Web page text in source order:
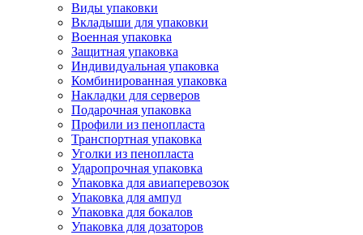
Виды упаковки
Вкладыши для упаковки
Военная упаковка
Защитная упаковка
Индивидуальная упаковка
Комбинированная упаковка
Накладки для серверов
Подарочная упаковка
Профили из пенопласта
Транспортная упаковка
Уголки из пенопласта
Ударопрочная упаковка
Упаковка для авиаперевозок
Упаковка для ампул
Упаковка для бокалов
Упаковка для дозаторов